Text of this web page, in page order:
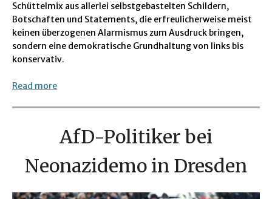
Schüttelmix aus allerlei selbstgebastelten Schildern,
Botschaften und Statements, die erfreulicherweise meist
keinen überzogenen Alarmismus zum Ausdruck bringen,
sondern eine demokratische Grundhaltung von links bis
konservativ.
Read more
AfD-Politiker bei
Neonazidemo in Dresden